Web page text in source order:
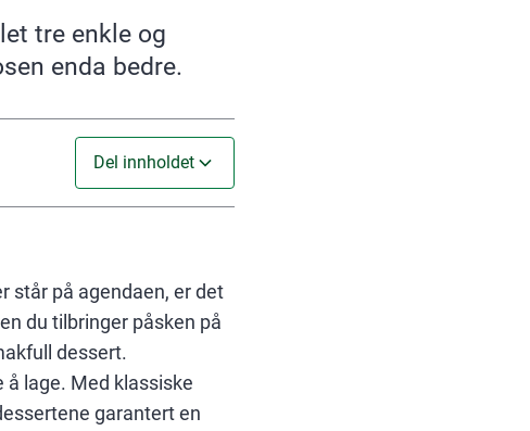
tre enkle og
enda bedre.
Del innholdet
står på agendaen, er det
du tilbringer påsken på
dessert.
å lage. Med klassiske
garantert en